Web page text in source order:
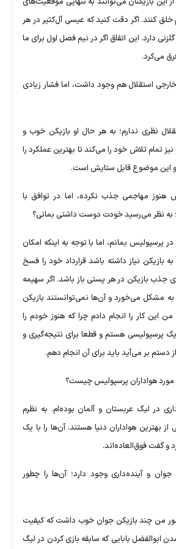
کنند. اگر دقت کنید که عیسی آل‌کثیر در هر
موقعیت گلزنی دارد. این اتفاق اگر در نیم فصل اول برای ما
می‌کرد.
استقلال هم وجود داشت، اما فشار زیادی
نظری ندارم؛ به هر حال او بازیکن خوب و
تمام تلاش خود را می‌کند تا بهترین عملکرد را
و این موضوع قابل ستایش است.
هنوز مهاجمی جذب نکرده، اما در توافق با
به نظر می‌رسید خودت دوست داشتی بمانی؟
بمانم، اما با توجه به اینکه امکان
بازیکن نیاز داشته باشد قرارداد خود را فسخ
جذب بازیکن در هر پستی باز باشد. اگر سهیمه
به مشکل می‌خورد و آن‌ها نمی‌توانستند بازیکن
این کار را انجام دادم چرا که هنوز خودم را
پرسپولیسی هستم و قطعا برای نتیجه‌گیری و
دستم بر می‌آید باید برای آن انجام دهم.
مورد هواداران پرسپولیس چیست؟
در لیگ عربستان و آلمان بوده‌ام. به نظرم
بهترین هواداران دنیا هستند. آن‌ها را با یک
و گفت فوق‌العاده‌اند.
جوان و آینده‌داری وجود دارد؛ آن‌ها را چطور
من چند بازیکن جوان خوب داشت که کیفیت
ابوالفضل بابایی که سابقه بازی کردن در لیگ